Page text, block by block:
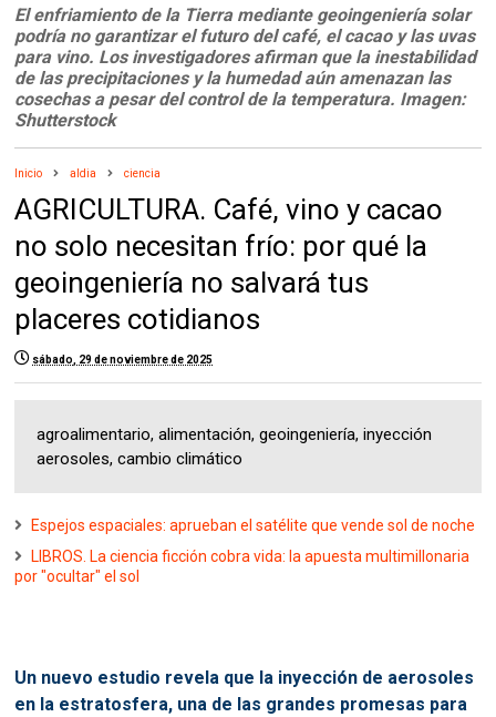
El enfriamiento de la Tierra mediante geoingeniería solar
podría no garantizar el futuro del café, el cacao y las uvas
para vino. Los investigadores afirman que la inestabilidad
de las precipitaciones y la humedad aún amenazan las
cosechas a pesar del control de la temperatura. Imagen:
Shutterstock
Inicio aldia ciencia
AGRICULTURA. Café, vino y cacao
no solo necesitan frío: por qué la
geoingeniería no salvará tus
placeres cotidianos
sábado, 29 de noviembre de 2025
agroalimentario, alimentación, geoingeniería, inyección
aerosoles, cambio climático
Espejos espaciales: aprueban el satélite que vende sol de noche
LIBROS. La ciencia ficción cobra vida: la apuesta multimillonaria
por "ocultar" el sol
Un nuevo estudio revela que la inyección de aerosoles
en la estratosfera, una de las grandes promesas para